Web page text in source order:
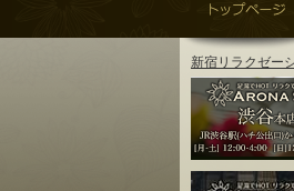
新宿リラクゼー